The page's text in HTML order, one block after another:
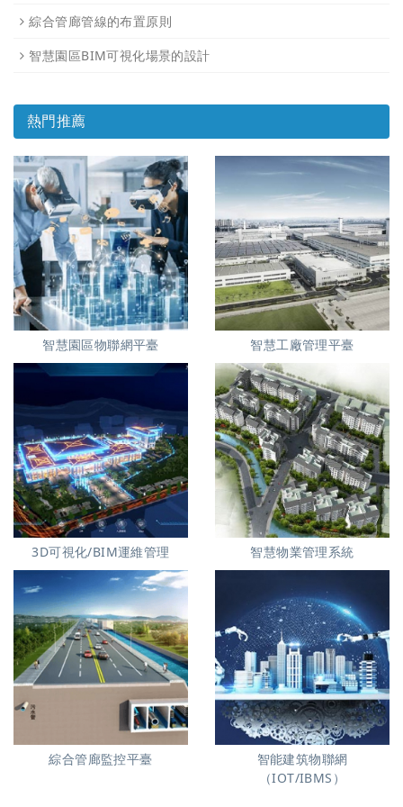
綜合管廊管線的布置原則
智慧園區BIM可視化場景的設計
熱門推薦
智慧園區物聯網平臺 智慧工廠管理平臺
3D可視化/BIM運維管理 智慧物業管理系統
綜合管廊監控平臺
智能建筑物聯網
（IOT/IBMS）